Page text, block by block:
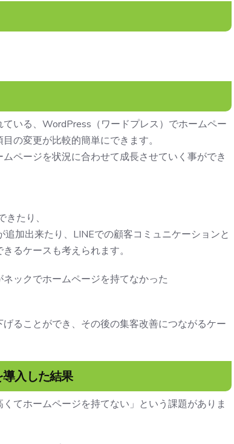
いる、WordPress（ワードプレス）でホームペー
の変更が比較的簡単にできます。
ページを状況に合わせて成長させていく事ができ
たり、
加出来たり、LINEでの顧客コミュニケーションと
るケースも考えられます。
ックでホームページを持てなかった
ることができ、その後の集客改善につながるケー
入した結果
てホームページを持てない」という課題がありま